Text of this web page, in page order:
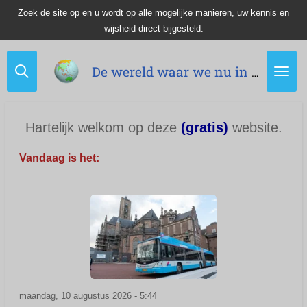
hoofdinhoud
De wereld waar we nu in leven.
Zoek de site op en u wordt op alle mogelijke manieren, uw kennis en
wijsheid direct bijgesteld.
Hartelijk welkom op deze (gratis) website.
Vandaag is het:
maandag, 10 augustus 2026 - 5:44